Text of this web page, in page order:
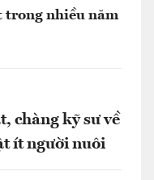
trong nhiều năm
chàng kỹ sư về
ít người nuôi